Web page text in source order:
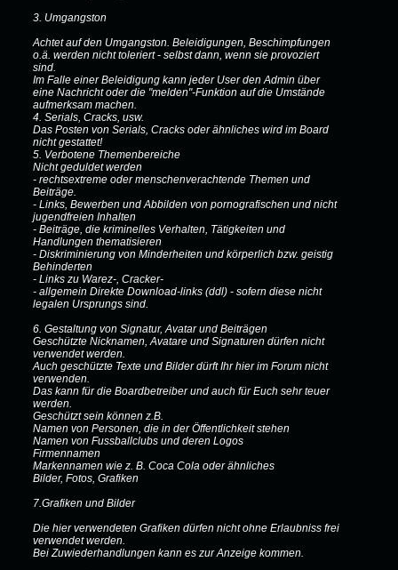
3. Umgangston
Achtet auf den Umgangston. Beleidigungen, Beschimpfungen
o.ä. werden nicht toleriert - selbst dann, wenn sie provoziert
sind.
Im Falle einer Beleidigung kann jeder User den Admin über
eine Nachricht oder die "melden"-Funktion auf die Umstände
aufmerksam machen.
4. Serials, Cracks, usw.
Das Posten von Serials, Cracks oder ähnliches wird im Board
nicht gestattet!
5. Verbotene Themenbereiche
Nicht geduldet werden
- rechtsextreme oder menschenverachtende Themen und
Beiträge.
- Links, Bewerben und Abbilden von pornografischen und nicht
jugendfreien Inhalten
- Beiträge, die kriminelles Verhalten, Tätigkeiten und
Handlungen thematisieren
- Diskriminierung von Minderheiten und körperlich bzw. geistig
Behinderten
- Links zu Warez-, Cracker-
- allgemein Direkte Download-links (ddl) - sofern diese nicht
legalen Ursprungs sind.
6. Gestaltung von Signatur, Avatar und Beiträgen
Geschützte Nicknamen, Avatare und Signaturen dürfen nicht
verwendet werden.
Auch geschützte Texte und Bilder dürft Ihr hier im Forum nicht
verwenden.
Das kann für die Boardbetreiber und auch für Euch sehr teuer
werden.
Geschützt sein können z.B.
Namen von Personen, die in der Öffentlichkeit stehen
Namen von Fussballclubs und deren Logos
Firmennamen
Markennamen wie z. B. Coca Cola oder ähnliches
Bilder, Fotos, Grafiken
7.Grafiken und Bilder
Die hier verwendeten Grafiken dürfen nicht ohne Erlaubniss frei
verwendet werden.
Bei Zuwiederhandlungen kann es zur Anzeige kommen.